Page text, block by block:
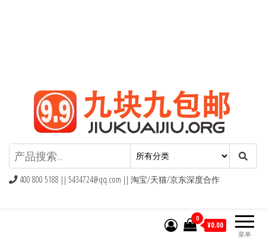
九块九包邮,9块9包邮,9.9元包邮,九
块九官网
400 800 5188 || 5434724@qq.com || 淘宝/天猫/京东深度合作
菜单
0
¥0.00